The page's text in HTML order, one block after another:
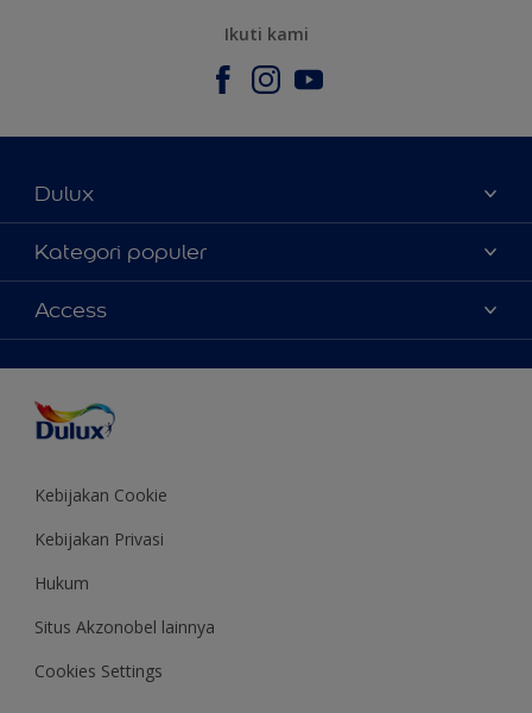
Ikuti kami
Dulux
Tentang Kami
Contact us
Temukan toko
Kategori populer
Warna
Produk
Inspirasi
Saran Mendekorasi
Colour of the Year
Access
Kebijakan Cookie
Kebijakan Privasi
Hukum
Situs Akzonobel lainnya
Cookies Settings